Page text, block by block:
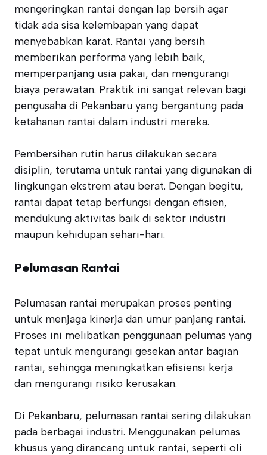
mengeringkan rantai dengan lap bersih agar
tidak ada sisa kelembapan yang dapat
menyebabkan karat. Rantai yang bersih
memberikan performa yang lebih baik,
memperpanjang usia pakai, dan mengurangi
biaya perawatan. Praktik ini sangat relevan bagi
pengusaha di Pekanbaru yang bergantung pada
ketahanan rantai dalam industri mereka.
Pembersihan rutin harus dilakukan secara
disiplin, terutama untuk rantai yang digunakan di
lingkungan ekstrem atau berat. Dengan begitu,
rantai dapat tetap berfungsi dengan efisien,
mendukung aktivitas baik di sektor industri
maupun kehidupan sehari-hari.
Pelumasan Rantai
Pelumasan rantai merupakan proses penting
untuk menjaga kinerja dan umur panjang rantai.
Proses ini melibatkan penggunaan pelumas yang
tepat untuk mengurangi gesekan antar bagian
rantai, sehingga meningkatkan efisiensi kerja
dan mengurangi risiko kerusakan.
Di Pekanbaru, pelumasan rantai sering dilakukan
pada berbagai industri. Menggunakan pelumas
khusus yang dirancang untuk rantai, seperti oli